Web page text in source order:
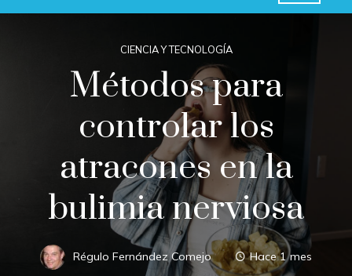
CIENCIA Y TECNOLOGÍA
Métodos para
controlar los
atracones en la
bulimia nerviosa
Régulo Fernández Comejo Hace 1 mes